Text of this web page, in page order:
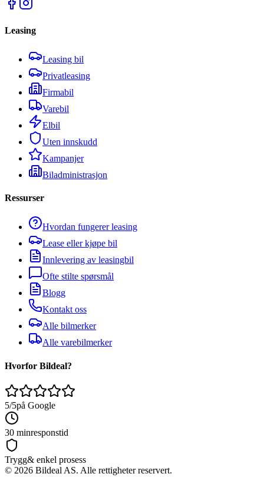
Leasing
Leasing bil
Privatleasing
Firmabil
Varebil
Elbil
Uten innskudd
Kampanjer
Biladministrasjon
Ressurser
Hvordan fungerer leasing
Lease eller kjøpe bil
Innlevering av leasingbil
Ofte stilte spørsmål
Blogg
Kontakt oss
Alle bilmerker
Alle varebilmerker
Hvorfor Bildeal?
5/5på Google
30 minresponstid
Trygg& enkel prosess
© 2026 Bildeal AS. Alle rettigheter reservert.